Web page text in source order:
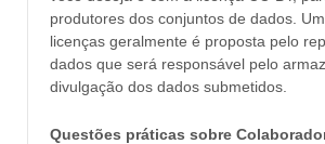
produtores dos conjuntos de dados.
licenças geralmente é proposta pelo
dados que será responsável pelo
divulgação dos dados submetidos.
Questões práticas sobre